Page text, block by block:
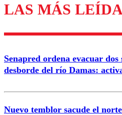
LAS MÁS
Senapred ordena evacuar
desborde del río Damas:
Nuevo temblor sacude el